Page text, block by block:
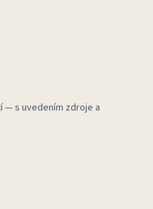
— s uvedením zdroje a